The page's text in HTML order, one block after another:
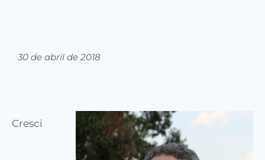
30 de abril de 2018
Cresci